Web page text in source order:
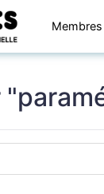
Membres